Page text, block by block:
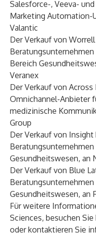
Salesforce-, Veeva-
Marketing Automation-
Valantic
Der Verkauf von
Bereich
Veranex
Der Verkauf von
Omnichannel-Anbieter
medizinische
Group
Der Verkauf von
Gesundheitswesen, an
Der Verkauf von Blue
Gesundheitswesen, an
Für weitere
Sciences, besuchen
oder kontaktieren Sie